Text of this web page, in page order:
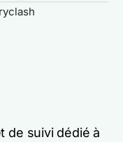
de suivi dédié à